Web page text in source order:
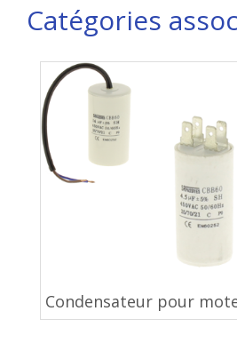
Catégories
Condensateur pour